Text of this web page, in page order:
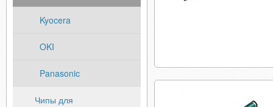
Kyocera
OKI
Panasonic
Чипы для